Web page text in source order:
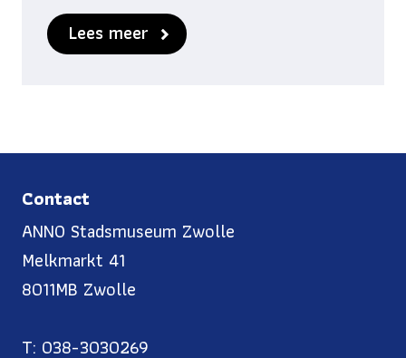
Lees meer
Contact
ANNO Stadsmuseum Zwolle
Melkmarkt 41
8011MB Zwolle
T: 038-3030269